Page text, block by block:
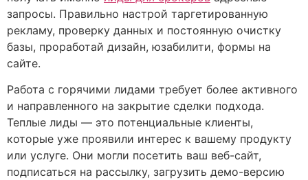
запросы. Правильно настрой таргетированную
рекламу, проверку данных и постоянную очистку
базы, проработай дизайн, юзабилити, формы на
сайте.
Работа с горячими лидами требует более активного
и направленного на закрытие сделки подхода.
Теплые лиды — это потенциальные клиенты,
которые уже проявили интерес к вашему продукту
или услуге. Они могли посетить ваш веб-сайт,
подписаться на рассылку, загрузить демо-версию